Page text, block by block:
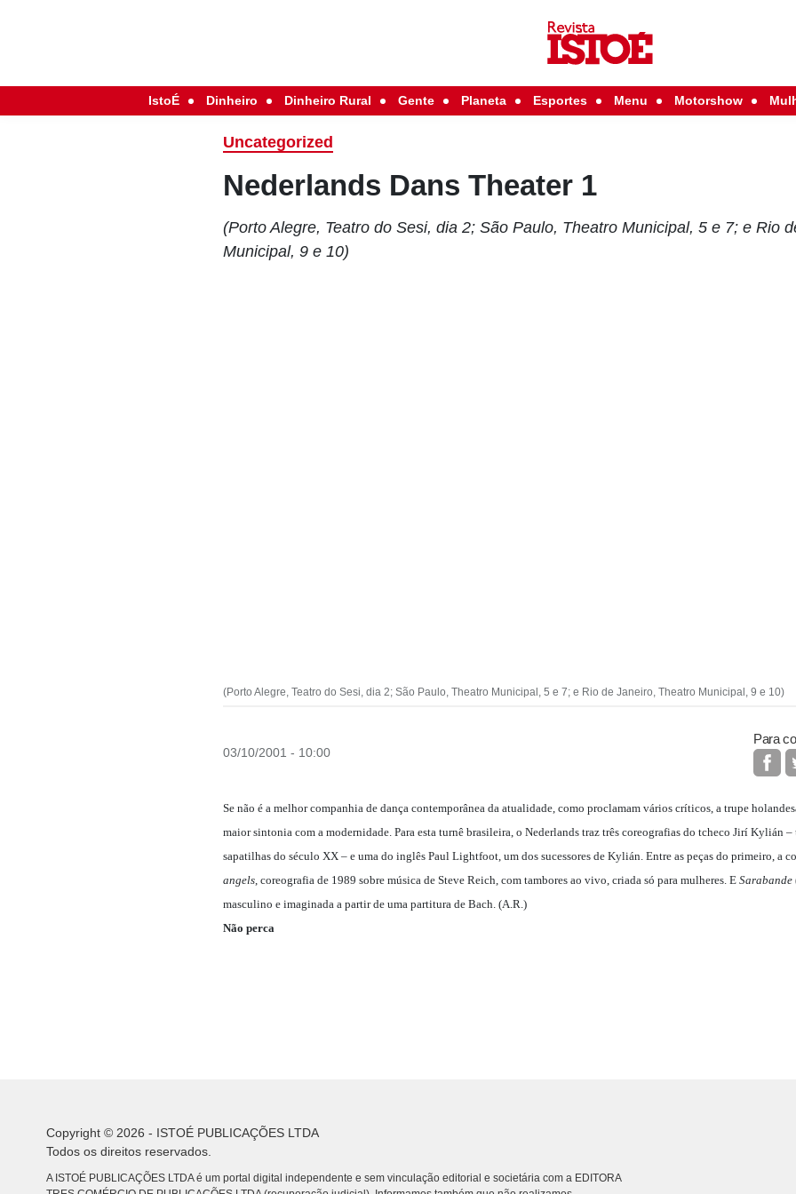
IstoÉ Dinheiro Dinheiro Rural Gente Planeta Esportes Menu Motorshow
Uncategorized
Nederlands Dans Theater 1
(Porto Alegre, Teatro do Sesi, dia 2; São Paulo, Theatro Municipal, 5 e 7; e Rio
Municipal, 9 e 10)
(Porto Alegre, Teatro do Sesi, dia 2; São Paulo, Theatro Municipal, 5 e 7; e Rio de Janeiro, Theatro Municipal, 9 e 10)
03/10/2001 - 10:00
Para
Se não é a melhor companhia de dança contemporânea da atualidade, como proclamam vários críticos, a trupe
maior sintonia com a modernidade. Para esta turnê brasileira, o Nederlands traz três coreografias do tcheco Jirí Kylián –
sapatilhas do século XX – e uma do inglês Paul Lightfoot, um dos sucessores de Kylián. Entre as peças do primeiro, a
angels, coreografia de 1989 sobre música de Steve Reich, com tambores ao vivo, criada só para mulheres. ESarabande
masculino e imaginada a partir de uma partitura de Bach. (A.R.)
Não perca
Copyright © 2026 - ISTOÉ PUBLICAÇÕES LTDA
Todos os direitos reservados.
A ISTOÉ PUBLICAÇÕES LTDA é um portal digital independente e sem vinculação editorial e societária com a EDITORA